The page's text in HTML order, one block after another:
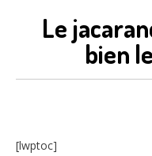
Le
bien
[lwptoc]